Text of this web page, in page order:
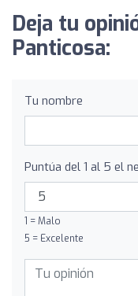
Deja tu
Panticosa:
Tu nombre
Puntúa del 1 al 5 el
1 = Malo
5 = Excelente